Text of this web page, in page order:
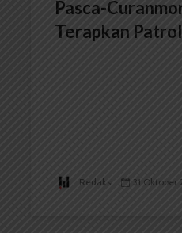
Pasca-
Terapkan
Redaksi 31 Oktober